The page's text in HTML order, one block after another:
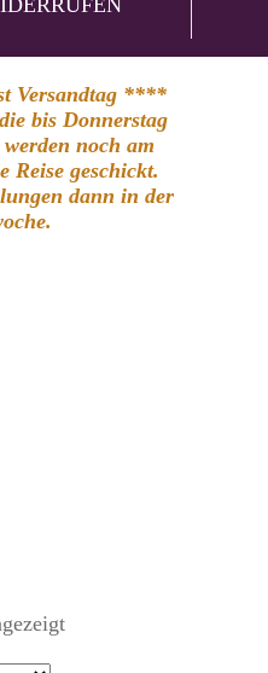
Versandtag ****
bis Donnerstag
noch am
Reise geschickt.
dann in der